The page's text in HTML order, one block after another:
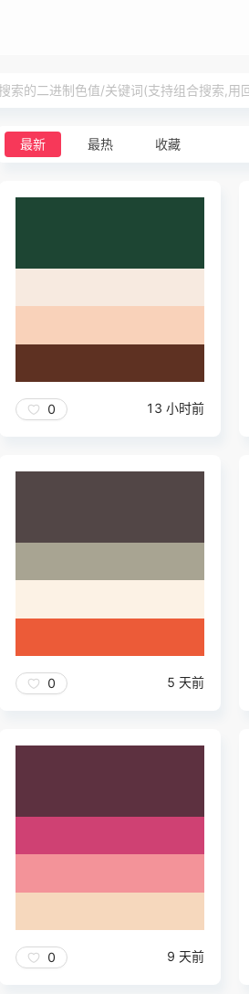
索的二进制色值/关键词(支持组合搜索,用
最新 最热 收藏
0 13 小时前
0 5 天前
0 9 天前